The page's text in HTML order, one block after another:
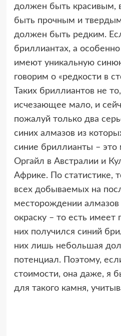
должен быть красивым,
быть прочным и
должен быть редким.
бриллиантах, а
имеют уникальную
говорим о «редкости в
Таких бриллиантов не
исчезающее мало, и
пожалуй только два
синих алмазов из
синие бриллианты –
Оргайл в Австралии и
Африке. По статистике,
всех добываемых на
месторождении
окраску – то есть имеет
них получился синий
них лишь небольшая
потенциал. Поэтому,
стоимости, она даже, я
для такого камня,